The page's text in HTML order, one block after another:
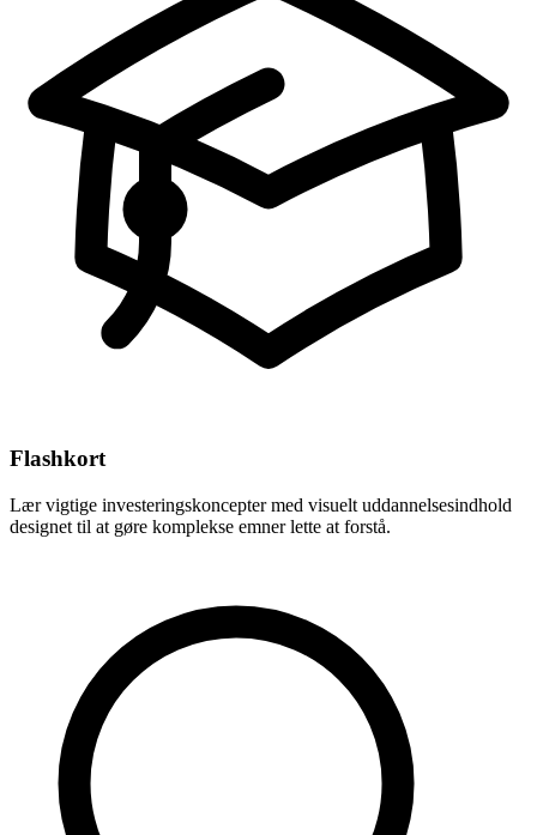
Flashkort
Lær vigtige investeringskoncepter med visuelt uddannelsesindhold
designet til at gøre komplekse emner lette at forstå.